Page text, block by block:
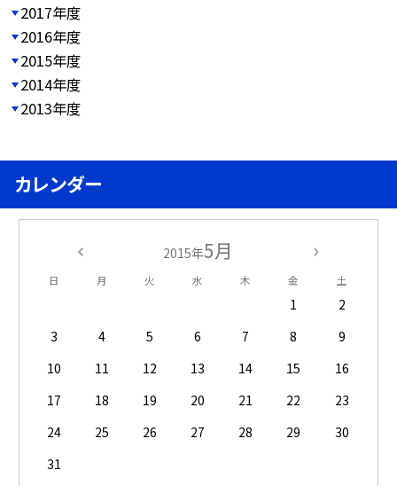
2017年度
2016年度
2015年度
2014年度
2013年度
カレンダー
2015年5月
日 月 火 水 木 金 土
1
2
3
4 5 6 7 8
9
10
11 12 13 14 15
16
17
18 19 20 21 22
23
24
25 26 27 28 29
30
31